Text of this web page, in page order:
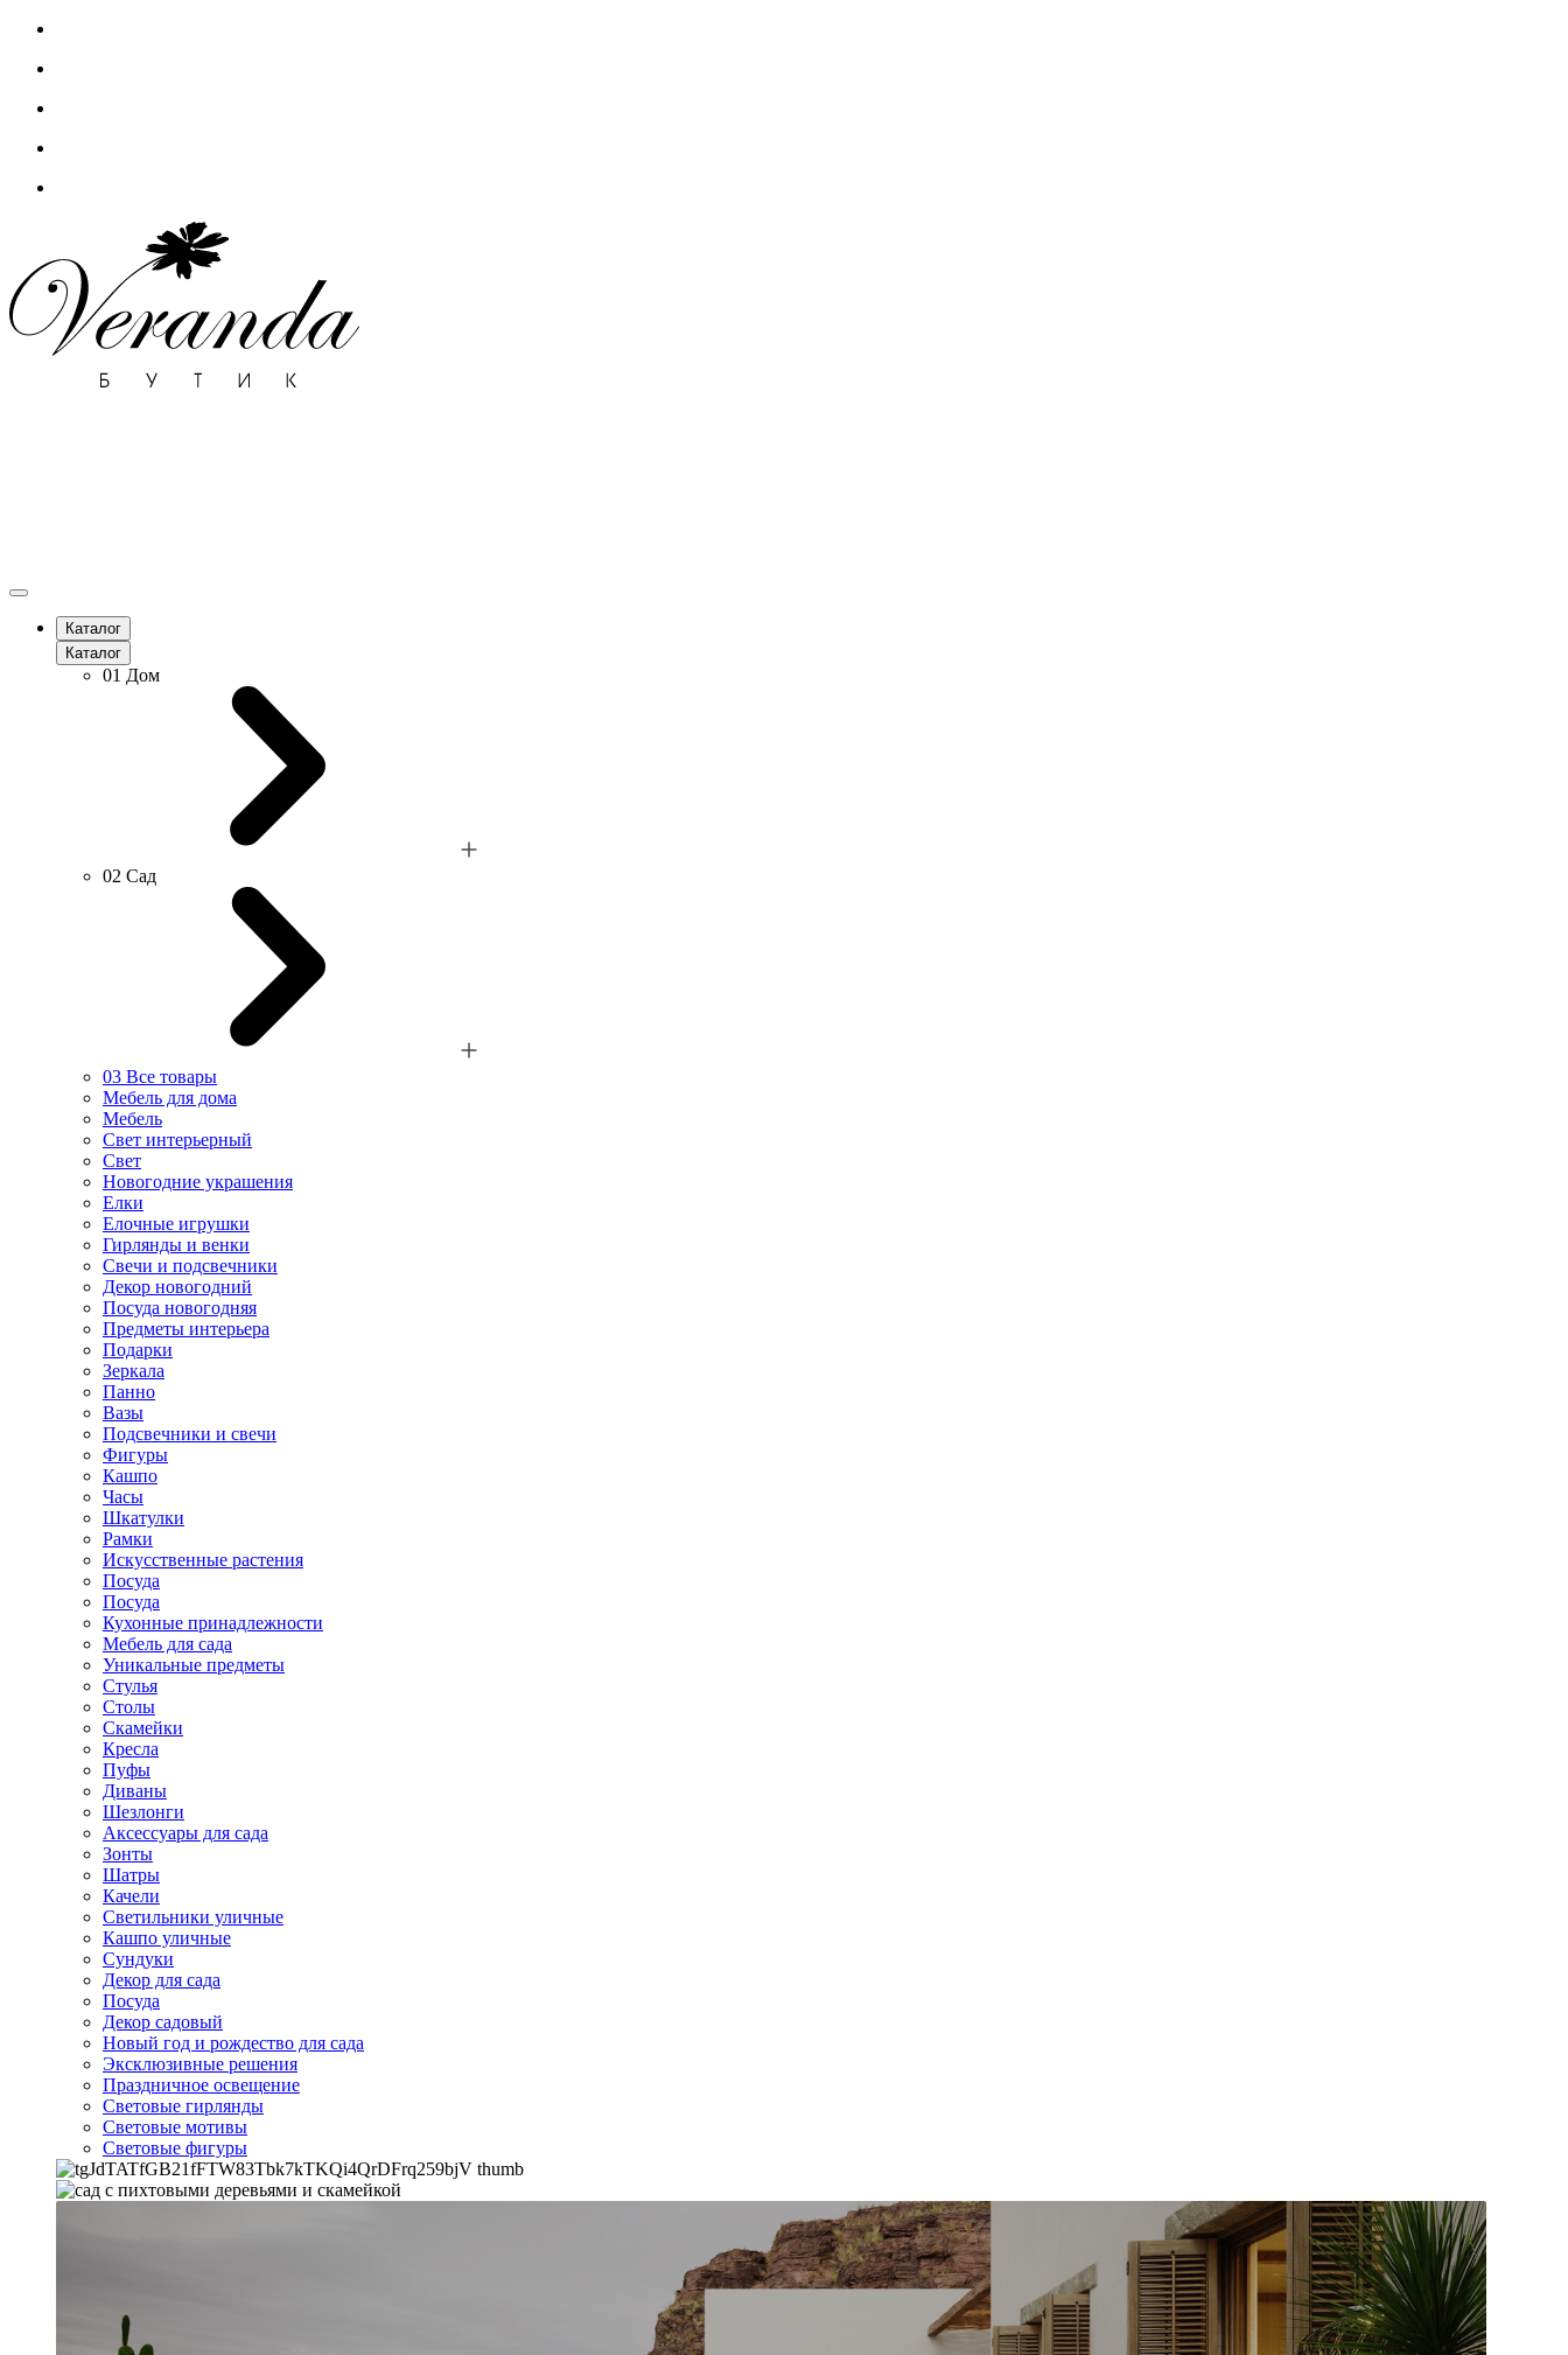
Каталог
Каталог
01 Дом
02 Сад
03 Все товары
Мебель для дома
Мебель
Свет интерьерный
Свет
Новогодние украшения
Елки
Елочные игрушки
Гирлянды и венки
Свечи и подсвечники
Декор новогодний
Посуда новогодняя
Предметы интерьера
Подарки
Зеркала
Панно
Вазы
Подсвечники и свечи
Фигуры
Кашпо
Часы
Шкатулки
Рамки
Искусственные растения
Посуда
Посуда
Кухонные принадлежности
Мебель для сада
Уникальные предметы
Стулья
Столы
Скамейки
Кресла
Пуфы
Диваны
Шезлонги
Аксессуары для сада
Зонты
Шатры
Качели
Cветильники уличные
Кашпо уличные
Сундуки
Декор для сада
Посуда
Декор садовый
Новый год и рождество для сада
Эксклюзивные решения
Праздничное освещение
Световые гирлянды
Световые мотивы
Световые фигуры